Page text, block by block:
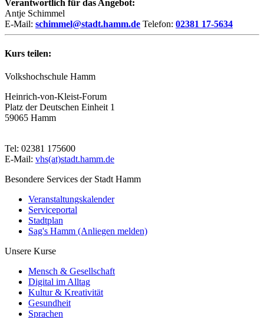
Verantwortlich für das Angebot:
Antje Schimmel
E-Mail: schimmel@stadt.hamm.de Telefon: 02381 17-5634
Kurs teilen:
Volkshochschule Hamm
Heinrich-von-Kleist-Forum
Platz der Deutschen Einheit 1
59065 Hamm
Tel: 02381 175600
E-Mail: vhs(at)stadt.hamm.de
Besondere Services der Stadt Hamm
Veranstaltungskalender
Serviceportal
Stadtplan
Sag's Hamm (Anliegen melden)
Unsere Kurse
Mensch & Gesellschaft
Digital im Alltag
Kultur & Kreativität
Gesundheit
Sprachen